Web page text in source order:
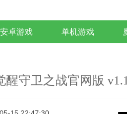
安卓游戏 单机游戏
守卫之战官网版